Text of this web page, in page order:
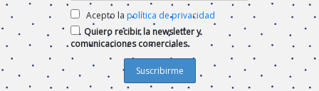
Acepto la política de privacidad
Quiero recibir la newsletter y
comunicaciones comerciales